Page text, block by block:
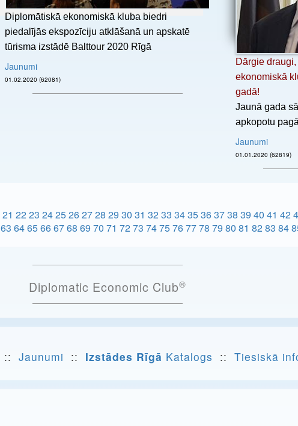
Diplomātiskā ekonomiskā kluba biedri
piedalījās ekspozīciju atklāšanā un apskatē
tūrisma izstādē Balttour 2020 Rīgā
Jaunumi
01.02.2020 (62081)
Dārgie
ekonomiskā
gadā!
Jaunā gada
apkopotu
Jaunumi
01.01.2020 (62819)
21 2223 2425262728 29 30 31 3233 3435363738 39 40 41 42
63 6465666768 69 70 71 7273 7475767778 79 80 81 8283 84
Diplomatic Economic Club®
:: Jaunumi :: Izstādes Rīgā Katalogs :: Tiesiskā